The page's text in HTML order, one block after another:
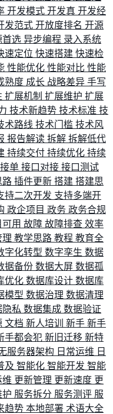
开发模式 开发真 开发经
发范式 开放度排名 开源
首选 异步编程 录入系统
速定位 快速搭建 快速检
性能优化 性能对比 性能
熟度 成长 战略差异 手写
扩展机制 扩展维护 扩展
技术新趋势 技术标准 技
术路线 技术门槛 技术风
报告解读 拆解 拆解低代
持续交付 持续优化 持续
接单 接口对接 接口测试
路 插件更新 搭建 搭建思
持二次开发 支持多端开
政企项目 政务 政务合规
用 故障 故障排查 效率
理 教学思路 教程 教育全
字化转型 数字孪生 数据
据备份 数据大屏 数据孤
优化 数据库设计 数据库
模型 数据治理 数据清理
隐私 数据集成 数据验证
文档 新人培训 新手 新手
手都会犯 新旧迁移 新特
服务器架构 日常运维 日
及 智能化 智能开发 智能
维 更新管理 更新速度 更
护 服务拆分 服务测评 服
趋势 本地部署 术语大全